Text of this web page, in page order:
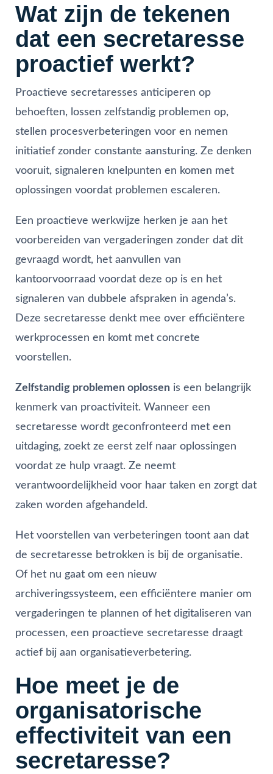
Wat zijn de tekenen
dat een secretaresse
proactief werkt?
Proactieve secretaresses anticiperen op
behoeften, lossen zelfstandig problemen op,
stellen procesverbeteringen voor en nemen
initiatief zonder constante aansturing. Ze denken
vooruit, signaleren knelpunten en komen met
oplossingen voordat problemen escaleren.
Een proactieve werkwijze herken je aan het
voorbereiden van vergaderingen zonder dat dit
gevraagd wordt, het aanvullen van
kantoorvoorraad voordat deze op is en het
signaleren van dubbele afspraken in agenda’s.
Deze secretaresse denkt mee over efficiëntere
werkprocessen en komt met concrete
voorstellen.
Zelfstandig problemen oplossen is een belangrijk
kenmerk van proactiviteit. Wanneer een
secretaresse wordt geconfronteerd met een
uitdaging, zoekt ze eerst zelf naar oplossingen
voordat ze hulp vraagt. Ze neemt
verantwoordelijkheid voor haar taken en zorgt dat
zaken worden afgehandeld.
Het voorstellen van verbeteringen toont aan dat
de secretaresse betrokken is bij de organisatie.
Of het nu gaat om een nieuw
archiveringssysteem, een efficiëntere manier om
vergaderingen te plannen of het digitaliseren van
processen, een proactieve secretaresse draagt
actief bij aan organisatieverbetering.
Hoe meet je de
organisatorische
effectiviteit van een
secretaresse?